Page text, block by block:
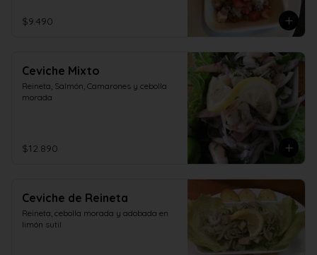
$9.490
Ceviche Mixto
Reineta, Salmón, Camarones y cebolla
morada
$12.890
Ceviche de Reineta
Reineta, cebolla morada y adobada en
limón sutil